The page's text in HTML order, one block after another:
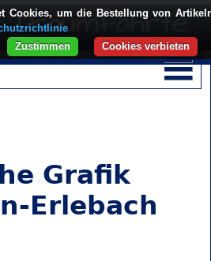
Grafik
Erlebach
Cookies, um die Bestellung von
Cookies verbieten
Zustimmen